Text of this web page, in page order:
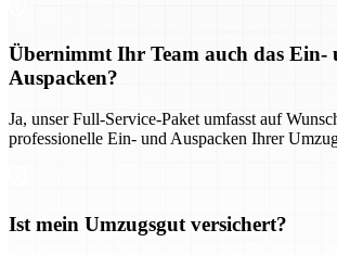
Übernimmt Ihr Team auch das Ein-
Auspacken?
Ja, unser Full-Service-Paket umfasst auf
professionelle Ein- und Auspacken Ihrer
Ist mein Umzugsgut versichert?